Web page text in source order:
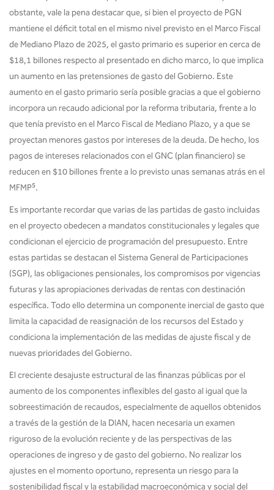
obstante, vale la pena destacar que, si bien el proyecto de PGN
mantiene el déficit total en el mismo nivel previsto en el Marco Fiscal
de Mediano Plazo de 2025, el gasto primario es superior en cerca de
$18,1 billones respecto al presentado en dicho marco, lo que implica
un aumento en las pretensiones de gasto del Gobierno. Este
aumento en el gasto primario sería posible gracias a que el gobierno
incorpora un recaudo adicional por la reforma tributaria, frente a lo
que tenía previsto en el Marco Fiscal de Mediano Plazo, y a que se
proyectan menores gastos por intereses de la deuda. De hecho, los
pagos de intereses relacionados con el GNC (plan financiero) se
reducen en $10 billones frente a lo previsto unas semanas atrás en el
MFMP5.
Es importante recordar que varias de las partidas de gasto incluidas
en el proyecto obedecen a mandatos constitucionales y legales que
condicionan el ejercicio de programación del presupuesto. Entre
estas partidas se destacan el Sistema General de Participaciones
(SGP), las obligaciones pensionales, los compromisos por vigencias
futuras y las apropiaciones derivadas de rentas con destinación
específica. Todo ello determina un componente inercial de gasto que
limita la capacidad de reasignación de los recursos del Estado y
condiciona la implementación de las medidas de ajuste fiscal y de
nuevas prioridades del Gobierno.
El creciente desajuste estructural de las finanzas públicas por el
aumento de los componentes inflexibles del gasto al igual que la
sobreestimación de recaudos, especialmente de aquellos obtenidos
a través de la gestión de la DIAN, hacen necesaria un examen
riguroso de la evolución reciente y de las perspectivas de las
operaciones de ingreso y de gasto del gobierno. No realizar los
ajustes en el momento oportuno, representa un riesgo para la
sostenibilidad fiscal y la estabilidad macroeconómica y social del